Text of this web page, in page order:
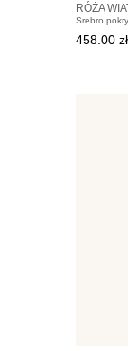
RÓŻA
Srebro
458.00 zł